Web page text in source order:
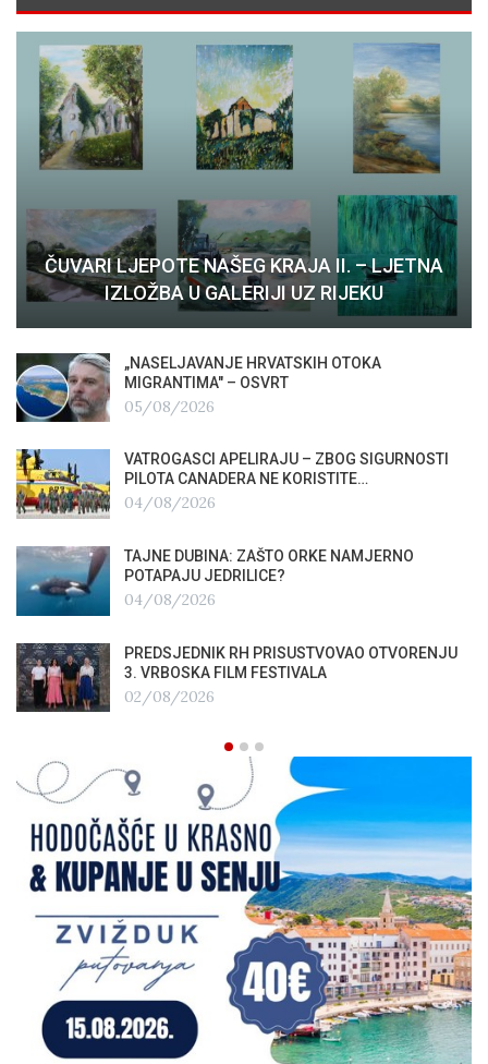
ČUVARI LJEPOTE NAŠEG KRAJA II. – LJETNA
IZLOŽBA U GALERIJI UZ RIJEKU
„NASELJAVANJE HRVATSKIH OTOKA
MIGRANTIMA″ – OSVRT
05/08/2026
VATROGASCI APELIRAJU – ZBOG SIGURNOSTI
PILOTA CANADERA NE KORISTITE…
04/08/2026
TAJNE DUBINA: ZAŠTO ORKE NAMJERNO
POTAPAJU JEDRILICE?
04/08/2026
PREDSJEDNIK RH PRISUSTVOVAO OTVORENJU
3. VRBOSKA FILM FESTIVALA
02/08/2026